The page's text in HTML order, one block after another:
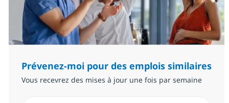
Prévenez-moi pour des emplois similaires
Vous recevrez des mises à jour une fois par semaine